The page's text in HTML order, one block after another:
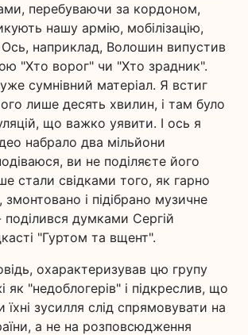
перебуваючи за кордоном,
нашу армію, мобілізацію,
наприклад, Волошин випустив
"Хто ворог" чи "Хто зрадник".
сумнівний матеріал. Я встиг
лише десять хвилин, і там було
що важко уявити. І ось я
набрало два мільйони
ви не поділяєте його
стали свідками того, як гарно
і підібрано музичне
думками Сергій
"Гуртом та вщент".
охарактеризував цю групу
як "недоблогерів" і підкреслив, що
їхні зусилля слід спрямовувати на
а не на розповсюдження